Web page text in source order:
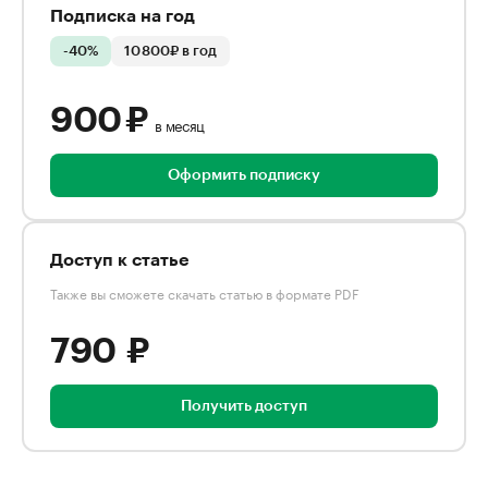
Подписка на год
-40% 10 800₽ в год
900 ₽ в месяц
Оформить подписку
Доступ к статье
Также вы сможете скачать статью в формате PDF
790 ₽
Получить доступ